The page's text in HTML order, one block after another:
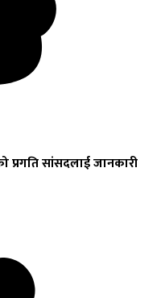
सांसदलाई जानकारी